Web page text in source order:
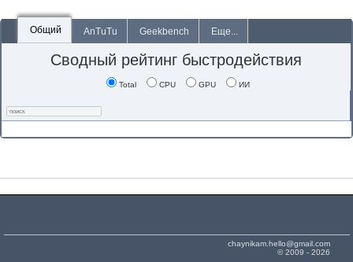
Общий AnTuTu Geekbench Еще...
Сводный рейтинг быстродействия
Total CPU GPU ИИ
chaynikam.hello@gmail.com
© 2009 - 2026